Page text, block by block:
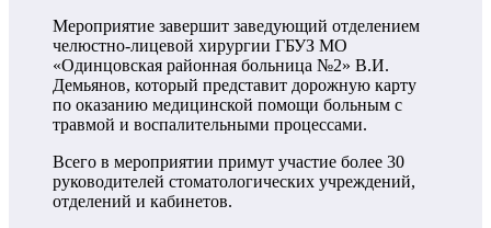
Мероприятие завершит заведующий отделением
челюстно-лицевой хирургии ГБУЗ МО
«Одинцовская районная больница №2» В.И.
Демьянов, который представит дорожную карту
по оказанию медицинской помощи больным с
травмой и воспалительными процессами.
Всего в мероприятии примут участие более 30
руководителей стоматологических учреждений,
отделений и кабинетов.